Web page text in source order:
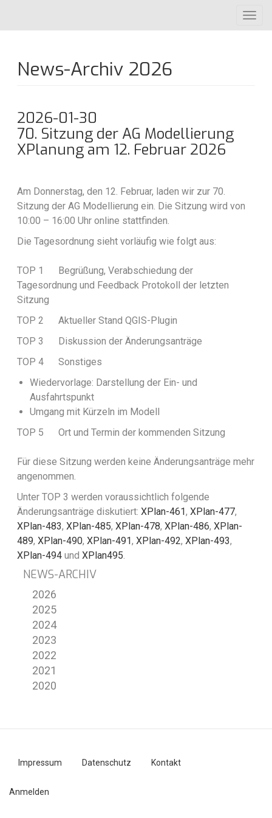
Inhalt
News-Archiv 2026
2026-01-30
70. Sitzung der AG Modellierung
XPlanung am 12. Februar 2026
Am Donnerstag, den 12. Februar, laden wir zur 70.
Sitzung der AG Modellierung ein. Die Sitzung wird von
10:00 – 16:00 Uhr online stattfinden.
Die Tagesordnung sieht vorläufig wie folgt aus:
TOP 1 Begrüßung, Verabschiedung der
Tagesordnung und Feedback Protokoll der letzten
Sitzung
TOP 2 Aktueller Stand QGIS-Plugin
TOP 3 Diskussion der Änderungsanträge
TOP 4 Sonstiges
Wiedervorlage: Darstellung der Ein- und
Ausfahrtspunkt
Umgang mit Kürzeln im Modell
TOP 5 Ort und Termin der kommenden Sitzung
Für diese Sitzung werden keine Änderungsanträge mehr
angenommen.
Unter TOP 3 werden voraussichtlich folgende
Änderungsanträge diskutiert: XPlan-461, XPlan-477,
XPlan-483, XPlan-485, XPlan-478, XPlan-486, XPlan-
489, XPlan-490, XPlan-491, XPlan-492, XPlan-493,
XPlan-494 und XPlan495.
NEWS-ARCHIV
2026
2025
2024
2023
2022
2021
2020
Fußzeilenmenü
Impressum Datenschutz Kontakt
Benutzermenü
Anmelden